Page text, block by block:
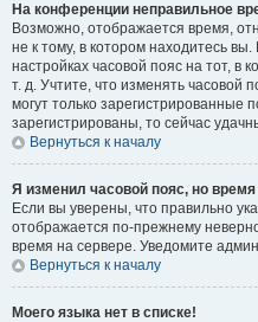
На конференции неправильное
Возможно, отображается время,
не к тому, в котором находитесь
настройках часовой пояс на тот, в
т. д. Учтите, что изменять часовой
могут только зарегистрированные
зарегистрированы, то сейчас
Вернуться к началу
Я изменил часовой пояс, но
Если вы уверены, что правильно
отображается по-прежнему
время на сервере. Уведомите
Вернуться к началу
Моего языка нет в списке!